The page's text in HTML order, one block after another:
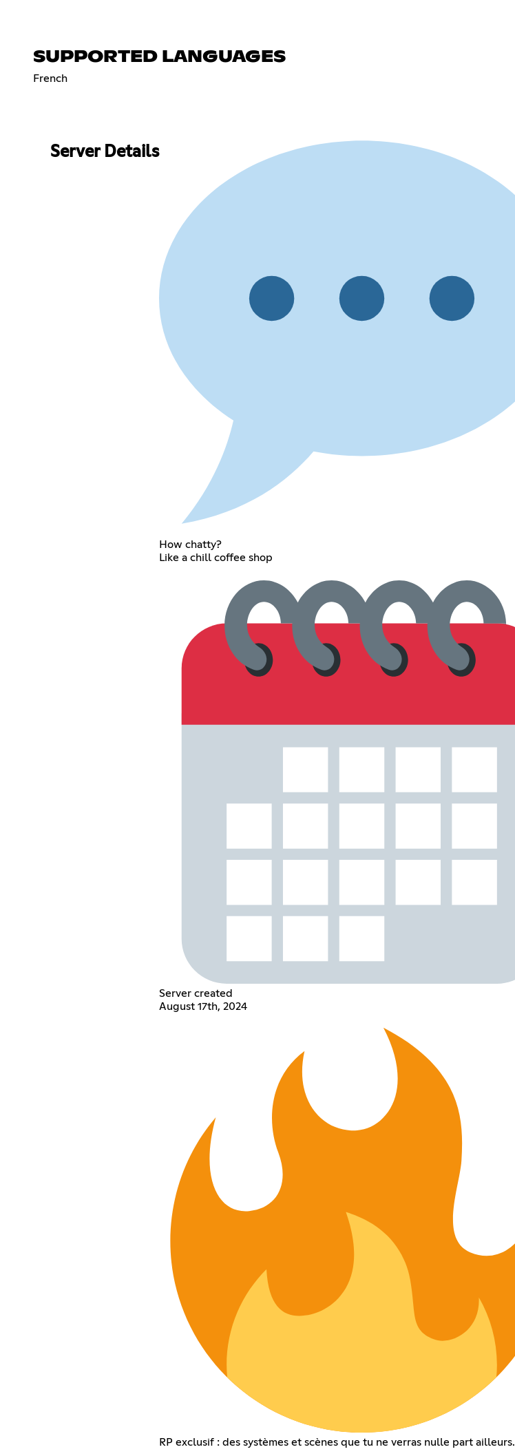
SUPPORTED LANGUAGES
French
Server Details
How chatty?
Like a chill coffee shop
Server created
August 17th, 2024
RP exclusif : des systèmes et scènes que tu ne verras nulle part ailleurs.